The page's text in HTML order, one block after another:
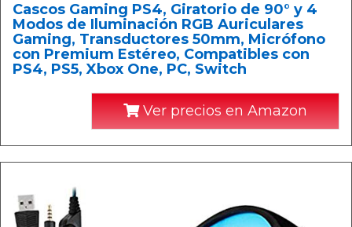
Cascos Gaming PS4, Giratorio de 90° y 4
Modos de Iluminación RGB Auriculares
Gaming, Transductores 50mm, Micrófono
con Premium Estéreo, Compatibles con
PS4, PS5, Xbox One, PC, Switch
Ver precios en Amazon